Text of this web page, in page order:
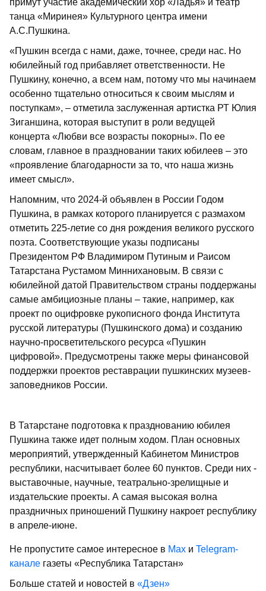
примут участие академический хор «Ладья» и театр
танца «Миринея» Культурного центра имени
А.С.Пушкина.
«Пушкин всегда с нами, даже, точнее, среди нас. Но
юбилейный год прибавляет ответственности. Не
Пушкину, конечно, а всем нам, потому что мы начинаем
особенно тщательно относиться к своим мыслям и
поступкам», – отметила заслуженная артистка РТ Юлия
Зиганшина, которая выступит в роли ведущей
концерта «Любви все возрасты покорны». По ее
словам, главное в праздновании таких юбилеев – это
«проявление благодарности за то, что наша жизнь
имеет смысл».
Напомним, что 2024-й объявлен в России Годом
Пушкина, в рамках которого планируется с размахом
отметить 225-летие со дня рождения великого русского
поэта. Соответствующие указы подписаны
Президентом РФ Владимиром Путиным и Раисом
Татарстана Рустамом Миннихановым. В связи с
юбилейной датой Правительством страны поддержаны
самые амбициозные планы – такие, например, как
проект по оцифровке рукописного фонда Института
русской литературы (Пушкинского дома) и созданию
научно-просветительского ресурса «Пушкин
цифровой». Предусмотрены также меры финансовой
поддержки проектов реставрации пушкинских музеев-
заповедников России.
В Татарстане подготовка к празднованию юбилея
Пушкина также идет полным ходом. План основных
мероприятий, утвержденный Кабинетом Министров
республики, насчитывает более 60 пунктов. Среди них -
выставочные, научные, театрально-зрелищные и
издательские проекты. А самая высокая волна
праздничных приношений Пушкину накроет республику
в апреле-июне.
Не пропустите самое интересное в Max и Telegram-
канале газеты «Республика Татарстан»
Больше статей и новостей в «Дзен»